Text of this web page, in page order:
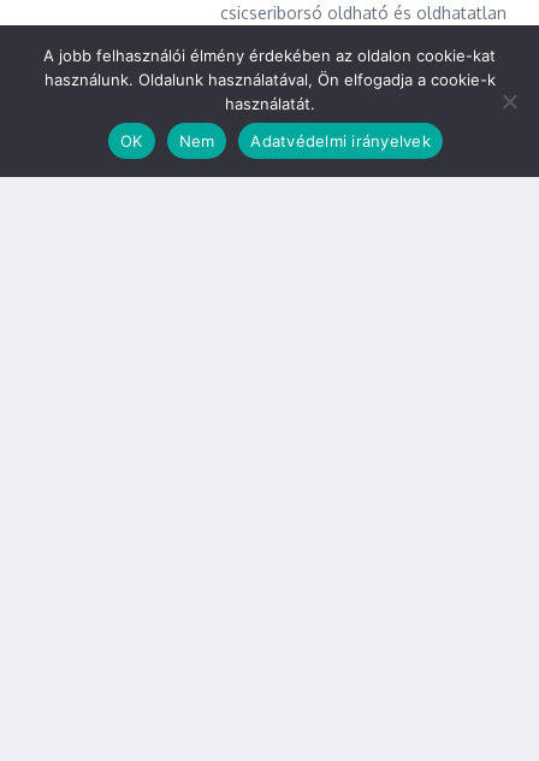
Cikk megosztása
csicseriborsó oldható és oldhatatlan
szabályozásában is The post Tudjuk milyen tápláló a
csicseriborsó? appeared first on Mit főzzek ma?.
A jobb felhasználói élmény érdekében az oldalon cookie-kat
használunk. Oldalunk használatával, Ön elfogadja a cookie-k
használatát.
OK
Nem Adatvédelmi irányelvek